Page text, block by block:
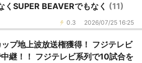
くSUPER BEAVERでもなく (11)
0.3 2026/07/25 16:25
プ地上波放送権獲得！ フジテレビ
継！！ フジテレビ系列で10試合を